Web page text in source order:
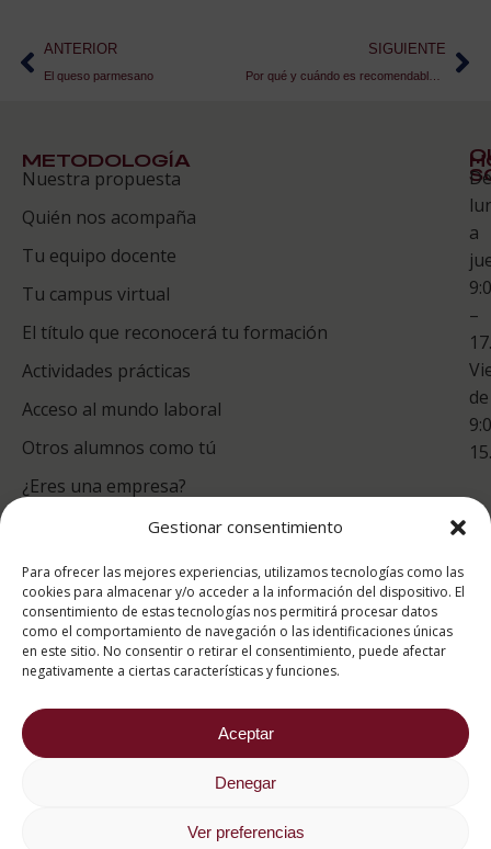
Gestionar consentimiento
Para ofrecer las mejores experiencias, utilizamos tecnologías como las
cookies para almacenar y/o acceder a la información del dispositivo. El
consentimiento de estas tecnologías nos permitirá procesar datos
como el comportamiento de navegación o las identificaciones únicas
en este sitio. No consentir o retirar el consentimiento, puede afectar
negativamente a ciertas características y funciones.
Aceptar
Denegar
Ver preferencias
ANTERIOR
El queso parmesano
SIGUIENTE
Por qué y cuándo es recomendable tamizar la harina
METODOLOGÍA
Nuestra propuesta
Quién nos acompaña
Tu equipo docente
Tu campus virtual
El título que reconocerá tu formación
Actividades prácticas
Acceso al mundo laboral
Otros alumnos como tú
¿Eres una empresa?
Te
De
a
–
de
puntuación para ESAH
9.4/10
basado en1331
Valoraciones soportado por
eKomi
2026 ® Estudios Superiores Abiertos de Hostelería
Aviso Legal
Política de cookies